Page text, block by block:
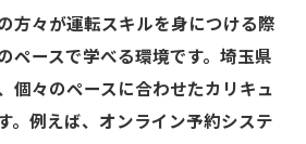
めるための継続学習
ドライバーから卒業！初心者に
所紹介
習所の選び方のポイント
方々が運転スキルを身につける際
ペースで学べる環境です。埼玉県
個々のペースに合わせたカリキュ
。例えば、オンライン予約システ